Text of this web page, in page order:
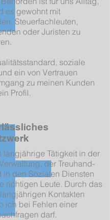
es gewohnt mit
Steuerfachleuten,
oder Juristen zu
soziale
ein von Vertrauen
zu meinen Kunden
Profil.
langjährige Tätigkeit in der
der Treuhand-
in den Sozialen Diensten
richtigen Leute. Durch das
Kontakten
ich bei Fehlen einer
darf.